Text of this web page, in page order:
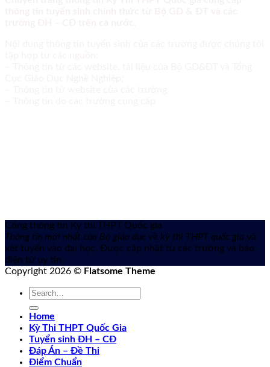
Cổng thông tin Kỳ thi THPT Quốc gia
Thông tin mới nhất của Bộ giáo dục về kỳ thi THPT quốc gia và
xét tuyển vào đại học. Được cập nhật từ các trường và báo
điện tử uy tín.
Copyright 2026 © Flatsome Theme
Home
Kỳ Thi THPT Quốc Gia
Tuyển sinh ĐH – CĐ
Đáp Án – Đề Thi
Điểm Chuẩn